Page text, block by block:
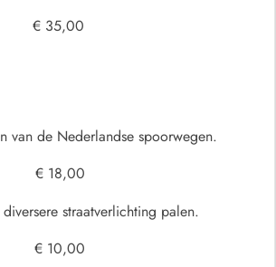
€ 35,00
van de Nederlandse spoorwegen.
€ 18,00
straatverlichting palen.
€ 10,00